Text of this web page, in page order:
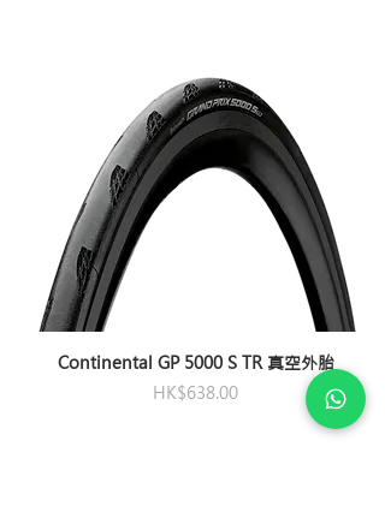
及 Liv 第 4 代 Enviliv Advanced Pro 0
可選車架尺寸： Propel XS / S, Enviliv
XXS / XS
使用聲明書可按此參閱
Continental GP 5000 S TR 真空外胎
價格
HK$638.00